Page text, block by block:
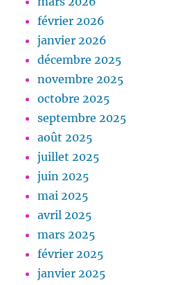
février 2026
janvier 2026
décembre 2025
novembre 2025
octobre 2025
septembre 2025
août 2025
juillet 2025
juin 2025
mai 2025
avril 2025
mars 2025
février 2025
janvier 2025